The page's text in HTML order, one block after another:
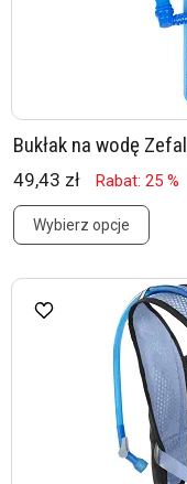
Bukłak na wodę
49,43 zł Rabat: 25 %
Wybierz opcje